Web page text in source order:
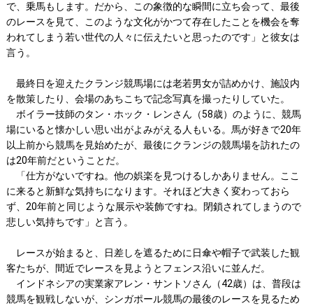
で、乗馬もします。だから、この象徴的な瞬間に立ち会って、最後
のレースを見て、このような文化がかつて存在したことを機会を奪
われてしまう若い世代の人々に伝えたいと思ったのです」と彼女は
言う。
最終日を迎えたクランジ競馬場には老若男女が詰めかけ、施設内
を散策したり、会場のあちこちで記念写真を撮ったりしていた。
ボイラー技師のタン・ホック・レンさん（58歳）のように、競馬
場にいると懐かしい思い出がよみがえる人もいる。馬が好きで20年
以上前から競馬を見始めたが、最後にクランジの競馬場を訪れたの
は20年前だということだ。
「仕方がないですね。他の娯楽を見つけるしかありません。ここ
に来ると新鮮な気持ちになります。それほど大きく変わっておら
ず、20年前と同じような展示や装飾ですね。閉鎖されてしまうので
悲しい気持ちです」と言う。
レースが始まると、日差しを遮るために日傘や帽子で武装した観
客たちが、間近でレースを見ようとフェンス沿いに並んだ。
インドネシアの実業家アレン・サントソさん（42歳）は、普段は
競馬を観戦しないが、シンガポール競馬の最後のレースを見るため